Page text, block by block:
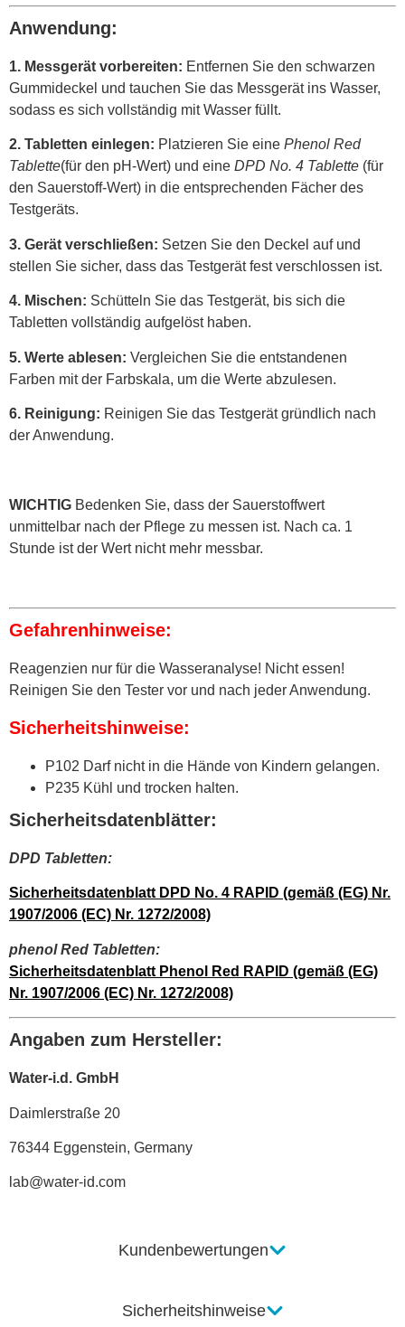
Kundenbewertungen
Sicherheitshinweise
Anwendung:
1. Messgerät vorbereiten: Entfernen Sie den schwarzen
Gummideckel und tauchen Sie das Messgerät ins Wasser,
sodass es sich vollständig mit Wasser füllt.
2. Tabletten einlegen: Platzieren Sie eine Phenol Red
Tablette(für den pH-Wert) und eine DPD No. 4 Tablette (für
den Sauerstoff-Wert) in die entsprechenden Fächer des
Testgeräts.
3. Gerät verschließen: Setzen Sie den Deckel auf und
stellen Sie sicher, dass das Testgerät fest verschlossen ist.
4. Mischen: Schütteln Sie das Testgerät, bis sich die
Tabletten vollständig aufgelöst haben.
5. Werte ablesen: Vergleichen Sie die entstandenen
Farben mit der Farbskala, um die Werte abzulesen.
6. Reinigung: Reinigen Sie das Testgerät gründlich nach
der Anwendung.
WICHTIG Bedenken Sie, dass der Sauerstoffwert
unmittelbar nach der Pflege zu messen ist. Nach ca. 1
Stunde ist der Wert nicht mehr messbar.
Gefahrenhinweise:
Reagenzien nur für die Wasseranalyse! Nicht essen!
Reinigen Sie den Tester vor und nach jeder Anwendung.
Sicherheitshinweise:
P102 Darf nicht in die Hände von Kindern gelangen.
P235 Kühl und trocken halten.
Sicherheitsdatenblätter:
DPD Tabletten:
Sicherheitsdatenblatt DPD No. 4 RAPID (gemäß (EG) Nr.
1907/2006 (EC) Nr. 1272/2008)
phenol Red Tabletten:
Sicherheitsdatenblatt Phenol Red RAPID (gemäß (EG)
Nr. 1907/2006 (EC) Nr. 1272/2008)
Angaben zum Hersteller:
Water-i.d. GmbH
Daimlerstraße 20
76344 Eggenstein, Germany
lab@water-id.com